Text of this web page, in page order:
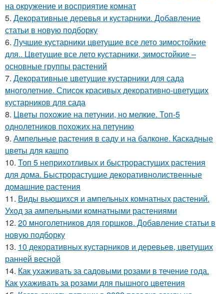
на окружение и восприятие комнат
5. Декоративные деревья и кустарники. Добавление
статьи в новую подборку
6. Лучшие кустарники цветущие все лето зимостойкие
для.. Цветущие все лето кустарники, зимостойкие –
основные группы растений
7. Декоративные цветущие кустарники для сада
многолетние. Список красивых декоративно-цветущих
кустарников для сада
8. Цветы похожие на петунии, но мелкие. Топ-5
однолетников похожих на петунию
9. Ампельные растения в саду и на балконе. Каскадные
цветы для кашпо
10. Топ 5 неприхотливых и быстрорастущих растения
для дома. Быстрорастущие декоративнолиственные
домашние растения
11. Виды вьющихся и ампельных комнатных растений.
Уход за ампельными комнатными растениями
12. 20 многолетников для горшков. Добавление статьи в
новую подборку
13. 10 декоративных кустарников и деревьев, цветущих
ранней весной
14. Как ухаживать за садовыми розами в течение года.
Как ухаживать за розами для пышного цветения